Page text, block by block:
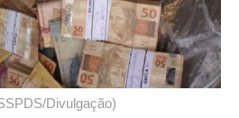
Divulgação)